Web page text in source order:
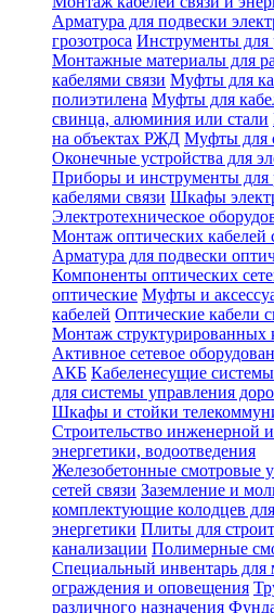
Арматура для подвески
грозотроса Инструменты для
Монтажные материалы для
кабелями связи Муфты для
полиэтилена Муфты для
свинца, алюминия или стали
на объектах РЖД Муфты для
Оконечные устройства для
Приборы и инструменты для
кабелями связи Шкафы
Электротехническое
Монтаж оптических кабелей
Арматура для подвески
Компоненты оптических
оптические Муфты и
кабелей Оптические кабели
Монтаж структурированных
Активное сетевое
АКБ Кабеленесущие системы
для системы управления
Шкафы и стойки
Строительство инженерной
энергетики, водоотведения
Железобетонные смотровые
сетей связи Заземление и
комплектующие колодцев для
энергетики Плиты для
канализации Полимерные
Специальный инвентарь для
ограждения и оповещения
различного назначения